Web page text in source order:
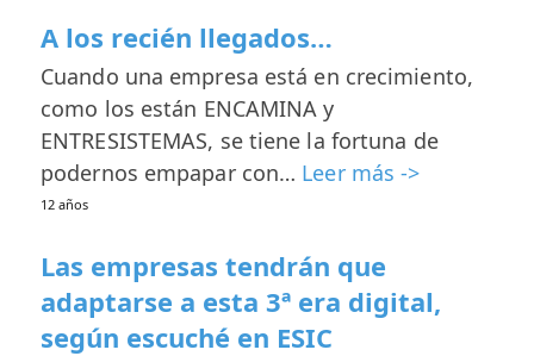
A los recién llegados…
Cuando una empresa está en crecimiento,
como los están ENCAMINA y
ENTRESISTEMAS, se tiene la fortuna de
podernos empapar con… Leer más ->
12 años
Las empresas tendrán que
adaptarse a esta 3ª era digital,
según escuché en ESIC